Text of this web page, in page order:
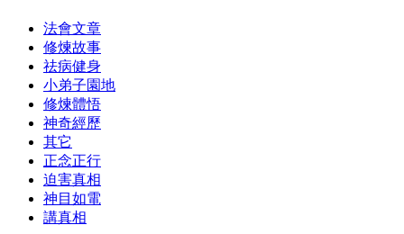
法會文章
修煉故事
祛病健身
小弟子園地
修煉體悟
神奇經歷
其它
正念正行
迫害真相
神目如電
講真相